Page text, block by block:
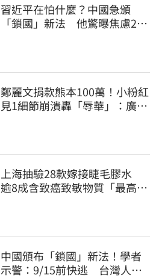
習近平在怕什麼？中國急頒
「鎖國」新法 他驚曝焦慮2
鄭麗文捐款熊本100萬！小粉紅
見1細節崩潰轟「辱華」：廣西
上海抽驗28款嫁接睫毛膠水
逾8成含致癌致敏物質「最高超
中國頒布「鎖國」新法！學者
示警：9/15前快逃 台灣人也